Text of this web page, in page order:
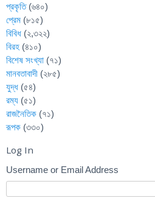
প্রকৃতি(৬৪০)
প্রেম (৮১৫)
বিবিধ (২,৩২২)
বিরহ (৪১০)
বিশেষ সংখ্যা (৭১)
মানবতাবাদী (২৮৫)
যুদ্ধ (৫৪)
রম্য (৫১)
রাজনৈতিক (৭১)
রূপক (৩৩০)
Log In
Username or Email Address